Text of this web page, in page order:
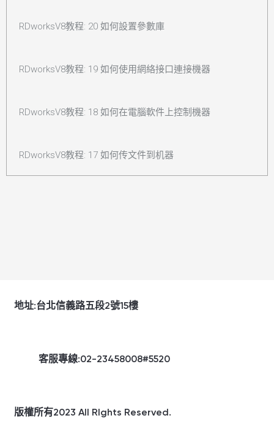
RDworksV8教程: 20 如何設置參數庫
RDworksV8教程: 19 如何使用網絡接口連接機器
RDworksV8教程: 18 如何在電腦軟件上控制機器
RDworksV8教程: 17 如何传文件到机器
版權所有2023 All Rlghts Reserved.
客服專線:02-23458008#5520
地址:台北信義路五段2號15樓